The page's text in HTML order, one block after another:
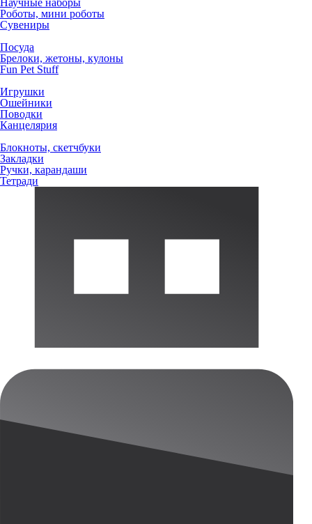
Научные наборы
Роботы, мини роботы
Сувениры
Посуда
Брелоки, жетоны, кулоны
Fun Pet Stuff
Игрушки
Ошейники
Поводки
Канцелярия
Блокноты, скетчбуки
Закладки
Ручки, карандаши
Тетради